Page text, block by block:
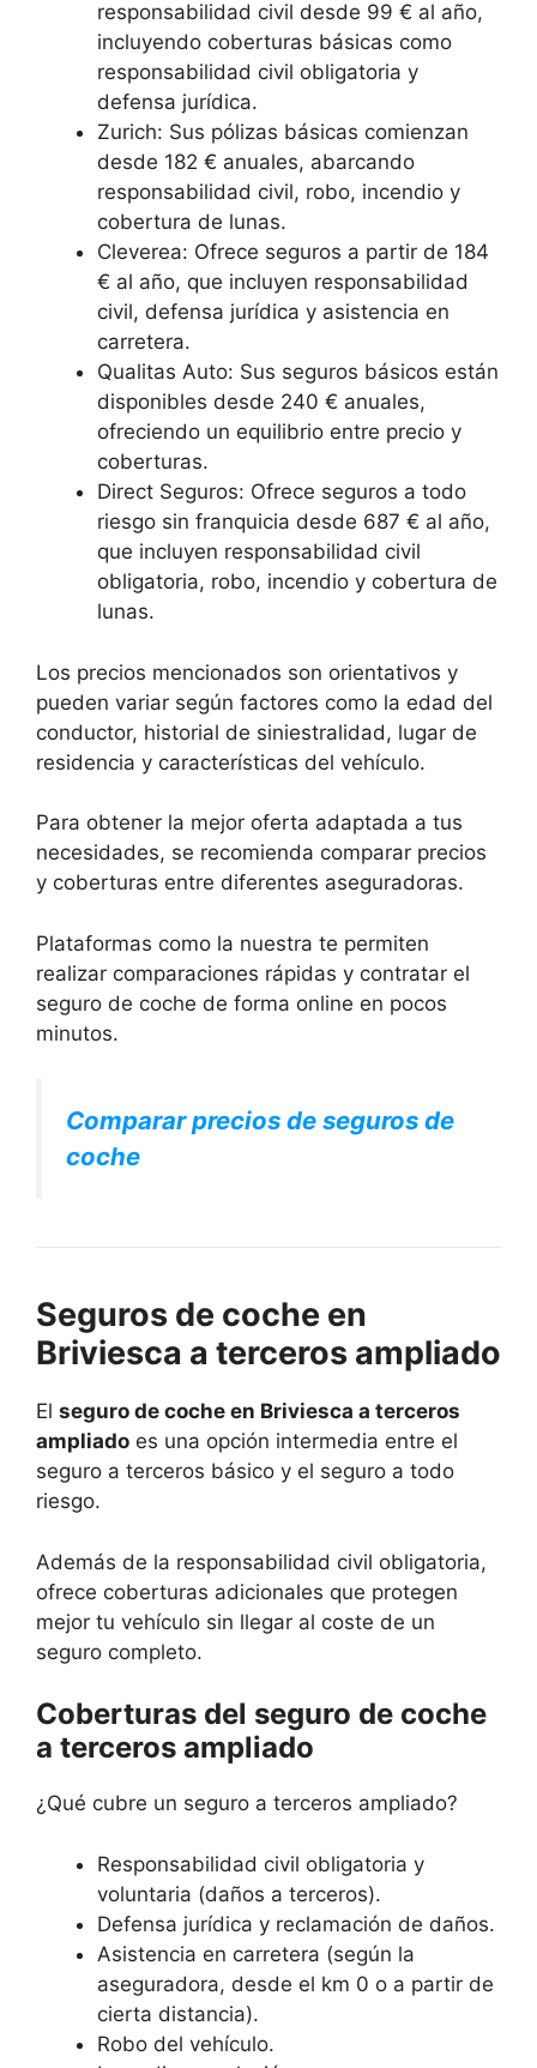
responsabilidad civil desde 99 € al año,
incluyendo coberturas básicas como
responsabilidad civil obligatoria y
defensa jurídica.
Zurich: Sus pólizas básicas comienzan
desde 182 € anuales, abarcando
responsabilidad civil, robo, incendio y
cobertura de lunas.
Cleverea: Ofrece seguros a partir de 184
€ al año, que incluyen responsabilidad
civil, defensa jurídica y asistencia en
carretera.
Qualitas Auto: Sus seguros básicos están
disponibles desde 240 € anuales,
ofreciendo un equilibrio entre precio y
coberturas.
Direct Seguros: Ofrece seguros a todo
riesgo sin franquicia desde 687 € al año,
que incluyen responsabilidad civil
obligatoria, robo, incendio y cobertura de
lunas.
Los precios mencionados son orientativos y
pueden variar según factores como la edad del
conductor, historial de siniestralidad, lugar de
residencia y características del vehículo.
Para obtener la mejor oferta adaptada a tus
necesidades, se recomienda comparar precios
y coberturas entre diferentes aseguradoras.
Plataformas como la nuestra te permiten
realizar comparaciones rápidas y contratar el
seguro de coche de forma online en pocos
minutos.
Comparar precios de seguros de
coche
Seguros de coche en
Briviesca a terceros ampliado
El seguro de coche en Briviesca a terceros
ampliado es una opción intermedia entre el
seguro a terceros básico y el seguro a todo
riesgo.
Además de la responsabilidad civil obligatoria,
ofrece coberturas adicionales que protegen
mejor tu vehículo sin llegar al coste de un
seguro completo.
Coberturas del seguro de coche
a terceros ampliado
¿Qué cubre un seguro a terceros ampliado?
Responsabilidad civil obligatoria y
voluntaria (daños a terceros).
Defensa jurídica y reclamación de daños.
Asistencia en carretera (según la
aseguradora, desde el km 0 o a partir de
cierta distancia).
Robo del vehículo.